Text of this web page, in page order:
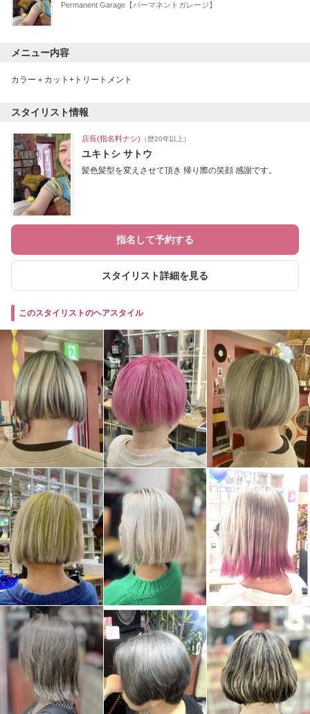
Permanent Garage【パーマネントガレージ】
メニュー内容
カラー＋カット+トリートメント
スタイリスト情報
店長(指名料ナシ) （歴20年以上）
ユキトシ サトウ
髪色髪型を変えさせて頂き 帰り際の笑顔 感謝です。
指名して予約する
スタイリスト詳細を見る
このスタイリストのヘアスタイル